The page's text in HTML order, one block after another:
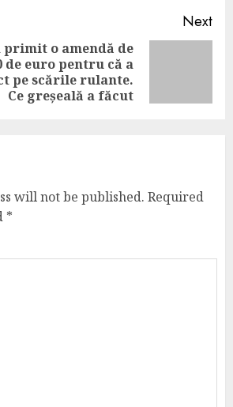
Next
primit o amendă de
de euro pentru că a
pe scările rulante.
Ce greșeală a făcut
will not be published. Required
*